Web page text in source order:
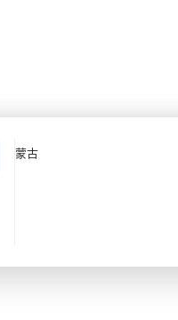
極地探險先鋒
蒙古
】 (2027)
的宮殿